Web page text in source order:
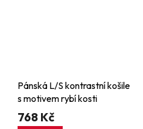
Pánská L/S kontrastní košile
s motivem rybí kosti
768 Kč